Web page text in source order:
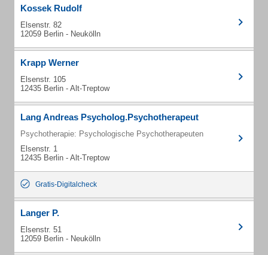
Kossek Rudolf
Elsenstr. 82
12059 Berlin - Neukölln
Krapp Werner
Elsenstr. 105
12435 Berlin - Alt-Treptow
Lang Andreas Psycholog.Psychotherapeut
Psychotherapie: Psychologische Psychotherapeuten
Elsenstr. 1
12435 Berlin - Alt-Treptow
Gratis-Digitalcheck
Langer P.
Elsenstr. 51
12059 Berlin - Neukölln